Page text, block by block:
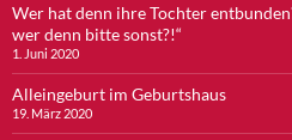
Wer hat denn ihre Tochter
wer denn bitte sonst?!“
1. Juni 2020
Alleingeburt im Geburtshaus
19. März 2020